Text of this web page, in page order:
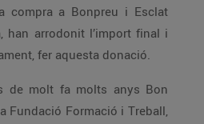
compra a Bonpreu i Esclat
han arrodonit l’import final i
fer aquesta donació.
de molt fa molts anys Bon
Fundació Formació i Treball,